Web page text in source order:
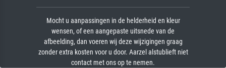
Mocht u aanpassingen in de helderheid en kleur
wensen, of een aangepaste uitsnede van de
afbeelding, dan voeren wij deze wijzigingen graag
zonder extra kosten voor u door. Aarzel alstublieft niet
contact met ons op te nemen.